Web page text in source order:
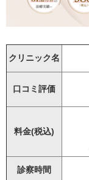
クリニック名
口コミ評価
料金(税込)
診察時間